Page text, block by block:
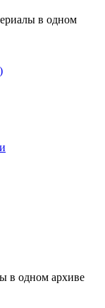
в одном
в одном архиве